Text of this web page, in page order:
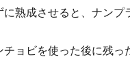
熟成させると、ナンプ
チョビを使った後に残